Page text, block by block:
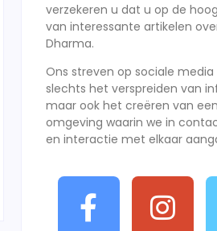
verzekeren u dat u op de
van interessante artikelen
Dharma.
Ons streven op sociale media
slechts het verspreiden van
maar ook het creëren van
omgeving waarin we in
en interactie met elkaar